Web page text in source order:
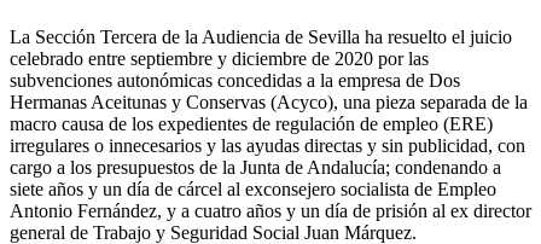
La Sección Tercera de la Audiencia de Sevilla ha resuelto el juicio
celebrado entre septiembre y diciembre de 2020 por las
subvenciones autonómicas concedidas a la empresa de Dos
Hermanas Aceitunas y Conservas (Acyco), una pieza separada de la
macro causa de los expedientes de regulación de empleo (ERE)
irregulares o innecesarios y las ayudas directas y sin publicidad, con
cargo a los presupuestos de la Junta de Andalucía; condenando a
siete años y un día de cárcel al exconsejero socialista de Empleo
Antonio Fernández, y a cuatro años y un día de prisión al ex director
general de Trabajo y Seguridad Social Juan Márquez.